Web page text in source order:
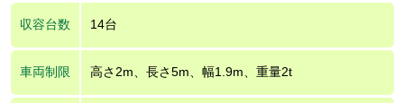
収容台数 14台
車両制限 高さ2m、長さ5m、幅1.9m、重量2t